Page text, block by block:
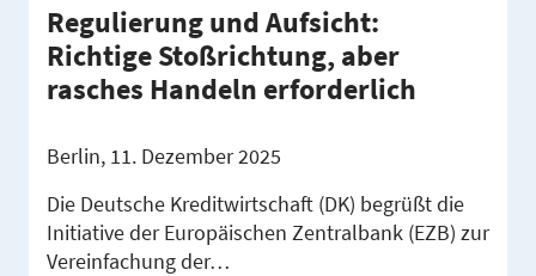
Regulierung und Aufsicht:
Richtige Stoßrichtung, aber
rasches Handeln erforderlich
Berlin, 11. Dezember 2025
Die Deutsche Kreditwirtschaft (DK) begrüßt die
Initiative der Europäischen Zentralbank (EZB) zur
Vereinfachung der…